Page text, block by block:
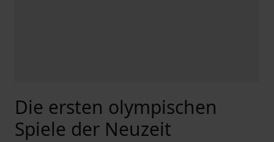
Die ersten olympischen
Spiele der Neuzeit